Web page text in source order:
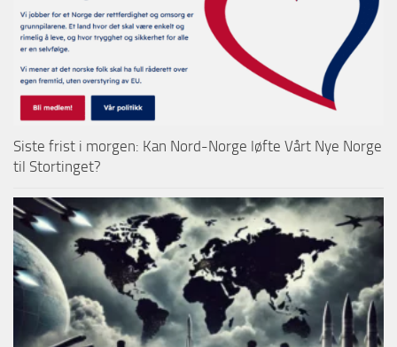
Siste frist i morgen: Kan Nord-Norge løfte Vårt Nye Norge
til Stortinget?